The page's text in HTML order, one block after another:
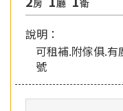
房 廳 衛
說明：
可租補.附傢俱.
號